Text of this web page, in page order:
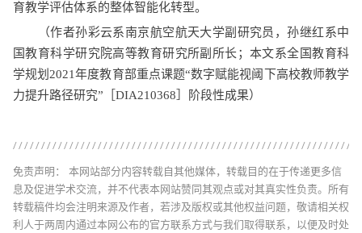
育教学评估体系的整体智能化转型。
（作者孙彩云系南京航空航天大学副研究员，孙继红系中
国教育科学研究院高等教育研究所副所长；本文系全国教育科
学规划2021年度教育部重点课题“数字赋能视阈下高校教师教学
力提升路径研究”［DIA210368］阶段性成果）
免责声明： 本网站部分内容转载自其他媒体，转载目的在于传递更多信
息及促进学术交流，并不代表本网站赞同其观点或对其真实性负责。所有
转载稿件均会注明来源及作者，若涉及版权或其他权益问题，敬请相关权
利人于两周内通过本网公布的官方联系方式与我们取得联系，以便及时处